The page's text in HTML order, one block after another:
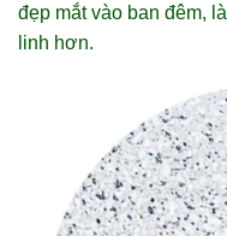
đẹp mắt vào ban đêm,
linh hơn.